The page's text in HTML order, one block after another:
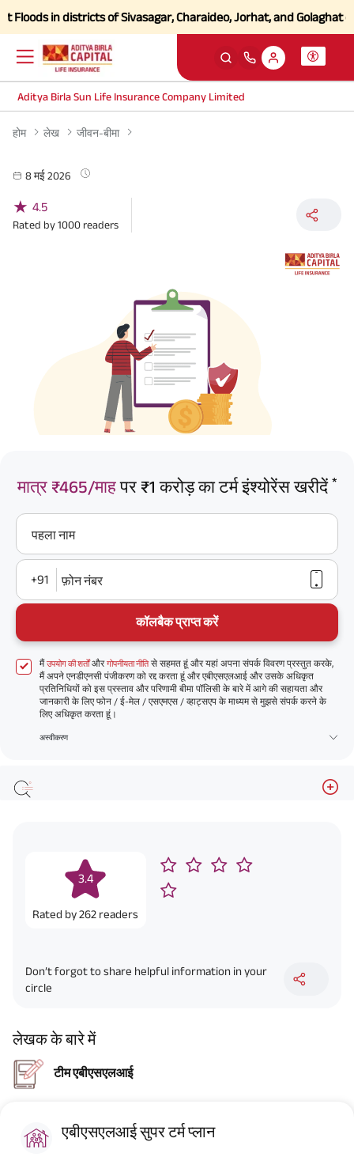
in districts of Sivasagar, Charaideo, Jorhat, and Golaghat of
Aditya Birla Sun Life Insurance Company Limited
होम लेख जीवन-बीमा
8 मई 2026
★ 4.5
Rated by1000 readers
मात्र ₹465/माहपर ₹1 करोड़ का टर्म इंश्योरेंस खरीदें *
पहला नाम
+91 फ़ोन नंबर
कॉलबैक प्राप्त करें
मैंउपयोग की शर्तोंऔरगोपनीयता नीतिसे सहमत हूं और यहां अपना संपर्क विवरण प्रस्तुत करके,
मैं अपने एनडीएनसी पंजीकरण को रद्द करता हूं और एबीएसएलआई और उसके अधिकृत
प्रतिनिधियों को इस प्रस्ताव और परिणामी बीमा पॉलिसी के बारे में आगे की सहायता और
जानकारी के लिए फोन / ई-मेल / एसएमएस / व्हाट्सएप के माध्यम से मुझसे संपर्क करने के
लिए अधिकृत करता हूं।
अस्वीकरण
3.4
Rated by262 readers
Don’t forgot to share helpful information in your
circle
लेखक के बारे में
टीम एबीएसएलआई
एबीएसएलआई सुपर टर्म प्लान